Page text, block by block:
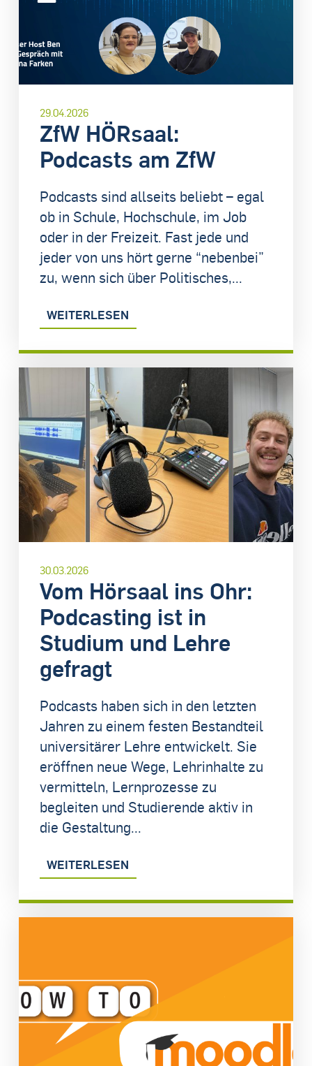
29.04.2026
ZfW HÖRsaal:
Podcasts am ZfW
Podcasts sind allseits beliebt – egal
ob in Schule, Hochschule, im Job
oder in der Freizeit. Fast jede und
jeder von uns hört gerne “nebenbei”
zu, wenn sich über Politisches,...
WEITERLESEN
30.03.2026
Vom Hörsaal ins Ohr:
Podcasting ist in
Studium und Lehre
gefragt
Podcasts haben sich in den letzten
Jahren zu einem festen Bestandteil
universitärer Lehre entwickelt. Sie
eröffnen neue Wege, Lehrinhalte zu
vermitteln, Lernprozesse zu
begleiten und Studierende aktiv in
die Gestaltung...
WEITERLESEN